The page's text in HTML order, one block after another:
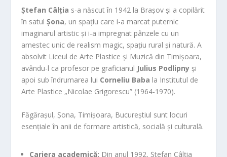
Ștefan Câlția s-a născut în 1942 la Brașov și a copilărit
în satulȘona, un spațiu care i-a marcat puternic
imaginarul artistic și i-a impregnat pânzele cu un
amestec unic de realism magic, spațiu rural și natură. A
absolvit Liceul de Arte Plastice și Muzică din Timișoara,
avându-l ca profesor pe graficianul Julius Podlipny și
apoi sub îndrumarea lui Corneliu Baba la Institutul de
Arte Plastice „Nicolae Grigorescu” (1964-1970).
Făgărașul, Șona, Timișoara, Bucureștiul sunt locuri
esențiale în anii de formare artistică, socială și culturală.
Cariera academică: Din anul 1992, Ștefan Câlția